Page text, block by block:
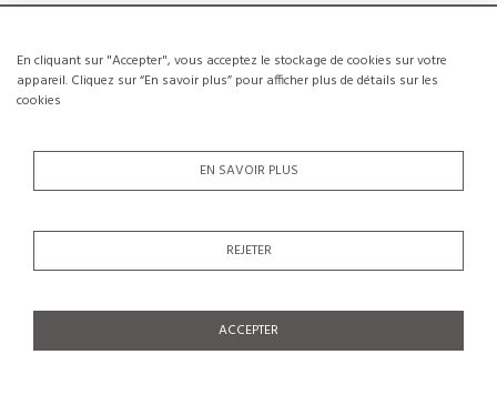
En cliquant sur "Accepter", vous acceptez le stockage de cookies sur votre
appareil. Cliquez sur “En savoir plus” pour afficher plus de détails sur les
cookies
EN SAVOIR PLUS
REJETER
ACCEPTER
NOUVEAUX CLIENTS
La création d’un compte a de nombreux avantages: sauvegarder la liste de vos
CRÉER UN COMPTE